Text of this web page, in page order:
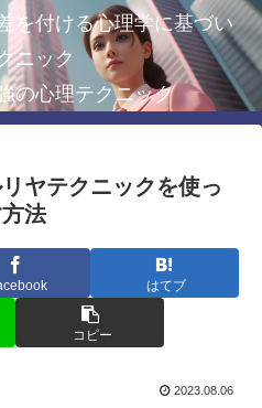
を付ける心理学に基づい
ニック
の心理テクニック
ヤテクニックを使っ
法
はてブ
コピー
2023.08.06